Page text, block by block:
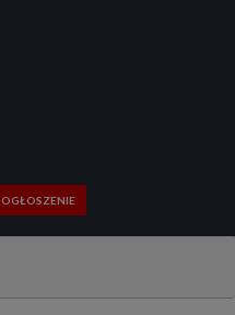
OGŁOSZENIE